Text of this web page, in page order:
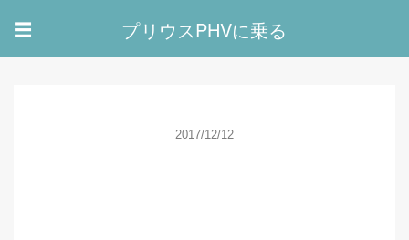
☰ プリウスPHVに乗る
2017/12/12